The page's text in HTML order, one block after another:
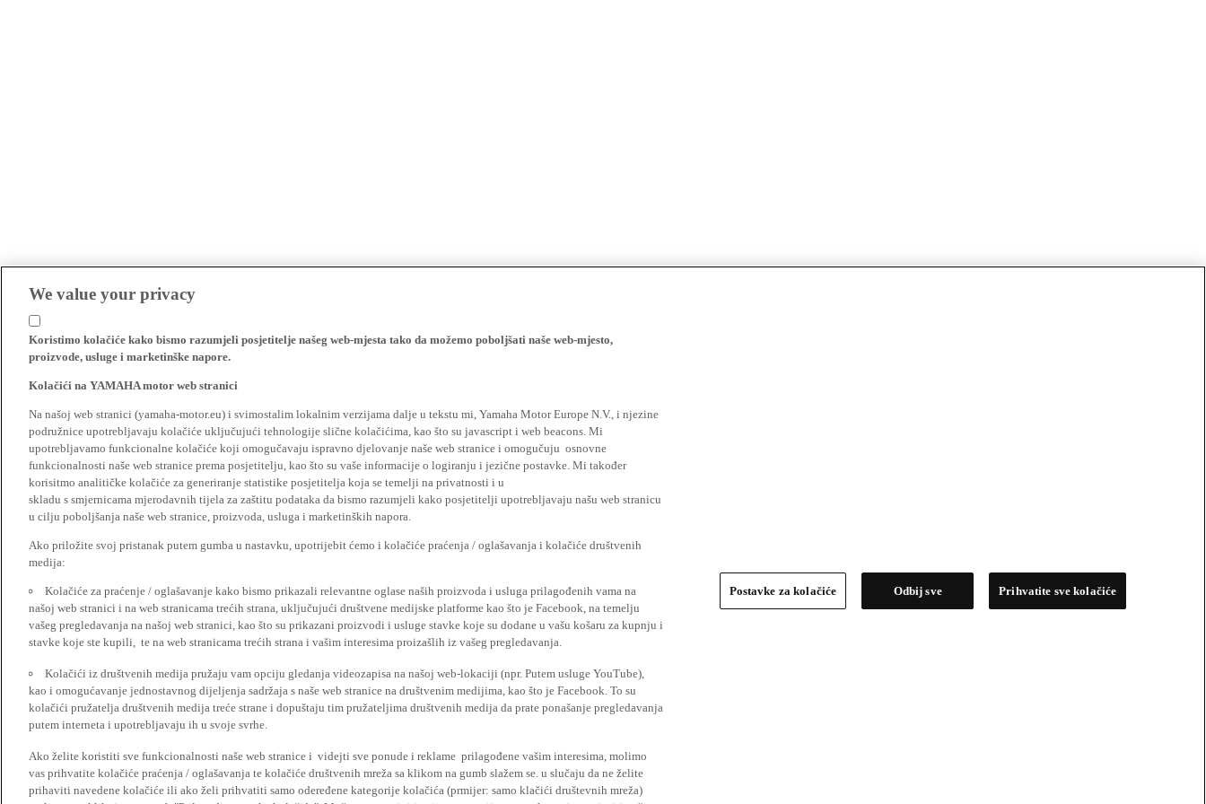
We value your privacy
Koristimo kolačiće kako bismo razumjeli posjetitelje našeg web-mjesta tako da možemo poboljšati naše web-mjesto,
proizvode, usluge i marketinške napore.
Kolačići na YAMAHA motor web stranici
Na našoj web stranici (yamaha-motor.eu) i svimostalim lokalnim verzijama dalje u tekstu mi, Yamaha Motor Europe N.V., i njezine
podružnice upotrebljavaju kolačiće uključujući tehnologije slične kolačićima, kao što su javascript i web beacons. Mi
upotrebljavamo funkcionalne kolačiće koji omogučavaju ispravno djelovanje naše web stranice i omogučuju osnovne
funkcionalnosti naše web stranice prema posjetitelju, kao što su vaše informacije o logiranju i jezične postavke. Mi također
korisitmo analitičke kolačiće za generiranje statistike posjetitelja koja se temelji na privatnosti i u
skladu s smjernicama mjerodavnih tijela za zaštitu podataka da bismo razumjeli kako posjetitelji upotrebljavaju našu web stranicu
u cilju poboljšanja naše web stranice, proizvoda, usluga i marketinških napora.
Ako priložite svoj pristanak putem gumba u nastavku, upotrijebit ćemo i kolačiće praćenja / oglašavanja i kolačiće društvenih
medija:
Kolačiće za praćenje / oglašavanje kako bismo prikazali relevantne oglase naših proizvoda i usluga prilagođenih vama na
našoj web stranici i na web stranicama trećih strana, uključujući društvene medijske platforme kao što je Facebook, na temelju
vašeg pregledavanja na našoj web stranici, kao što su prikazani proizvodi i usluge stavke koje su dodane u vašu košaru za kupnju i
stavke koje ste kupili, te na web stranicama trećih strana i vašim interesima proizašlih iz vašeg pregledavanja.
Kolačići iz društvenih medija pružaju vam opciju gledanja videozapisa na našoj web-lokaciji (npr. Putem usluge YouTube),
kao i omogućavanje jednostavnog dijeljenja sadržaja s naše web stranice na društvenim medijima, kao što je Facebook. To su
kolačići pružatelja društvenih medija treće strane i dopuštaju tim pružateljima društvenih medija da prate ponašanje pregledavanja
putem interneta i upotrebljavaju ih u svoje svrhe.
Ako želite koristiti sve funkcionalnosti naše web stranice i videjti sve ponude i reklame prilagođene vašim interesima, molimo
vas prihvatite kolačiće praćenja / oglašavanja te kolačiće društvenih mreža sa klikom na gumb slažem se. u slučaju da ne želite
prihaviti navedene kolačiće ili ako želi prihvatiti samo odeređene kategorije kolačića (prmijer: samo klačići društevnih mreža)
Postavke za kolačiće Odbij sve Prihvatite sve kolačiće